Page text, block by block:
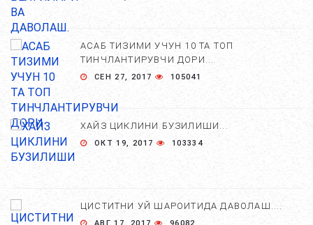
АСАБ ТИЗИМИ УЧУН 10 ТА ТОП
ТИНЧЛАНТИРУВЧИ ДОРИ...
СЕН 27, 2017 105041
ХАЙЗ ЦИКЛИНИ БУЗИЛИШИ...
ОКТ 19, 2017 103334
ЦИСТИТНИ УЙ ШАРОИТИДА ДАВОЛАШ....